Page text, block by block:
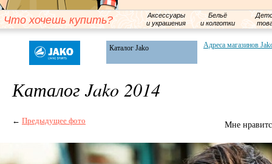
Что хочешь купить?
Аксессуары
и украшения
Бельё
и колготки
Каталог Jako Адреса магазинов
Каталог Jako 2014
← Предыдущее фото Мне